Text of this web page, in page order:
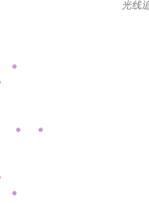
光线